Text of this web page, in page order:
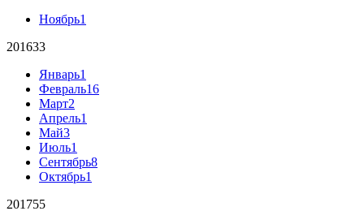
Ноябрь1
201633
Январь1
Февраль16
Март2
Апрель1
Май3
Июль1
Сентябрь8
Октябрь1
201755